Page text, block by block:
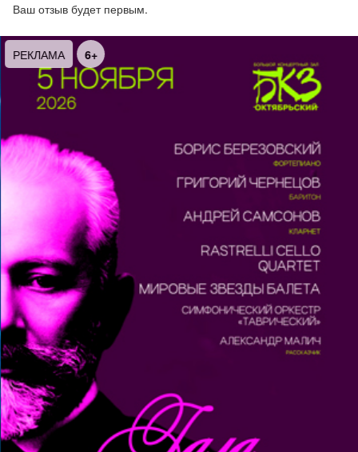
впечатления:
– Соберем с малышами тишину в ладошки (ш-ш-
ш!) и подарим её фее.
– Если кто-то громко крикнет – фея «замирает», а
дети должны разморозить её,
напевая колыбельную.
научить слышать мир вокруг нас и разовьёт
тактильные ощущения.
Ваш отзыв будет первым.
РЕКЛАМА 6+